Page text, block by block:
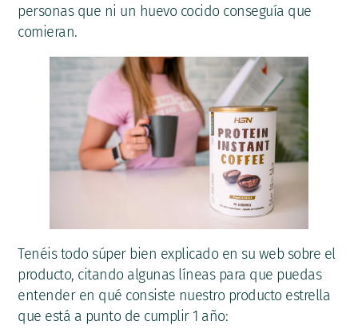
personas que ni un huevo cocido conseguía que
comieran.
Tenéis todo súper bien explicado en su web sobre el
producto, citando algunas líneas para que puedas
entender en qué consiste nuestro producto estrella
que está a punto de cumplir 1 año: